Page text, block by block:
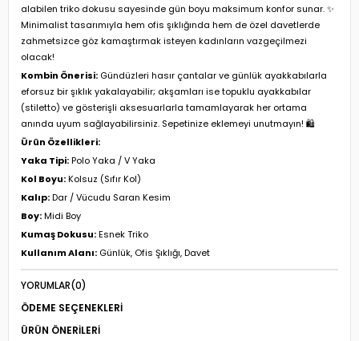
alabilen triko dokusu sayesinde gün boyu maksimum konfor sunar. ✨
Minimalist tasarımıyla hem ofis şıklığında hem de özel davetlerde
zahmetsizce göz kamaştırmak isteyen kadınların vazgeçilmezi
olacak!
Kombin Önerisi: Gündüzleri hasır çantalar ve günlük ayakkabılarla
eforsuz bir şıklık yakalayabilir; akşamları ise topuklu ayakkabılar
(stiletto) ve gösterişli aksesuarlarla tamamlayarak her ortama
anında uyum sağlayabilirsiniz. Sepetinize eklemeyi unutmayın! 🛍️
Ürün Özellikleri:
Yaka Tipi:Polo Yaka / V Yaka
Kol Boyu:Kolsuz (Sıfır Kol)
Kalıp:Dar / Vücudu Saran Kesim
Boy:Midi Boy
Kumaş Dokusu:Esnek Triko
Kullanım Alanı: Günlük, Ofis Şıklığı, Davet
YORUMLAR(0)
ÖDEME SEÇENEKLERI
ÜRÜN ÖNERILERI